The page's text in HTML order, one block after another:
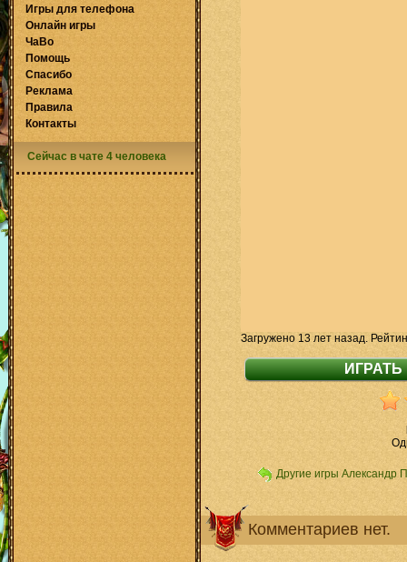
Загружено 13 лет назад.
Другие игры Александр
Комментариев нет.
Игры для телефона
Онлайн игры
ЧаВо
Помощь
Спасибо
Реклама
Правила
Контакты
Сейчас в чате 4 человека